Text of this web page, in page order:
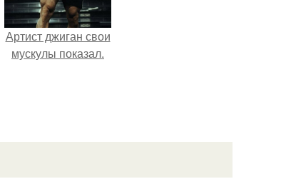
Артист джиган свои
мускулы показал.